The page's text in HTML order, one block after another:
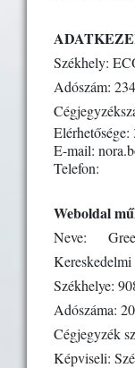
Székhely:
Adószám:
E-mail:
Telefon:
Weboldal
Neve:
Kereskedelmi
Székhelye:
Adószáma:
Cégjegyzék
Képviseli: